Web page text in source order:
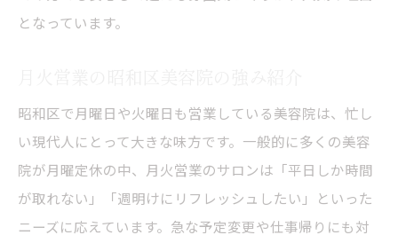
となっています。
昭和区で月曜日や火曜日も営業している美容院は、忙し
い現代人にとって大きな味方です。一般的に多くの美容
院が月曜定休の中、月火営業のサロンは「平日しか時間
が取れない」「週明けにリフレッシュしたい」といった
ニーズに応えています。急な予定変更や仕事帰りにも対